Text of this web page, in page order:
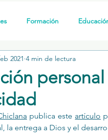
Formación
Cognitivo-Analítica
Jóvenes
2021 4 min de lectura
publica este artículo
la entrega a Dios y el